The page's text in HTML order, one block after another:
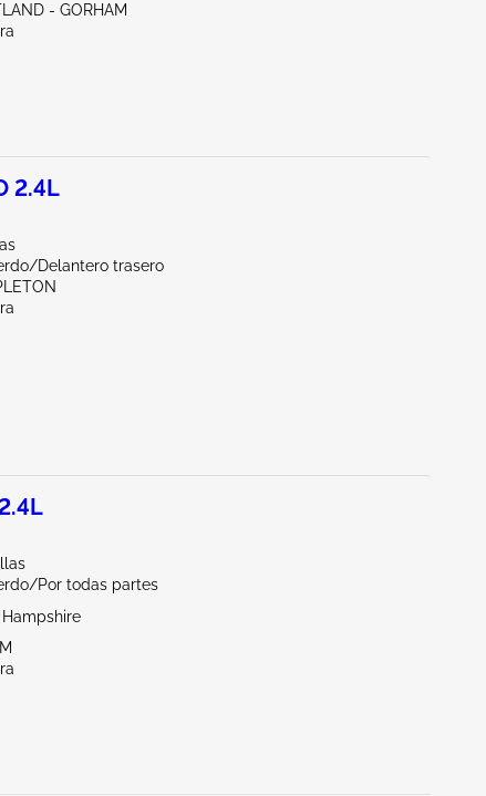
- GORHAM
2.4L
Delantero trasero
Por todas partes